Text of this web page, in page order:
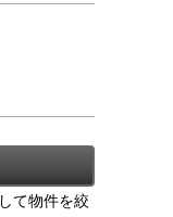
て物件を絞